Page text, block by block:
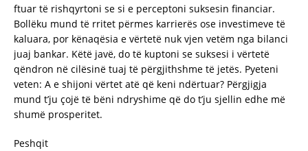
ftuar të rishqyrtoni se si e perceptoni suksesin financiar.
Bollëku mund të rritet përmes karrierës ose investimeve të
kaluara, por kënaqësia e vërtetë nuk vjen vetëm nga bilanci
juaj bankar. Këtë javë, do të kuptoni se suksesi i vërtetë
qëndron në cilësinë tuaj të përgjithshme të jetës. Pyeteni
veten: A e shijoni vërtet atë që keni ndërtuar? Përgjigja
mund t’ju çojë të bëni ndryshime që do t’ju sjellin edhe më
shumë prosperitet.
Peshqit